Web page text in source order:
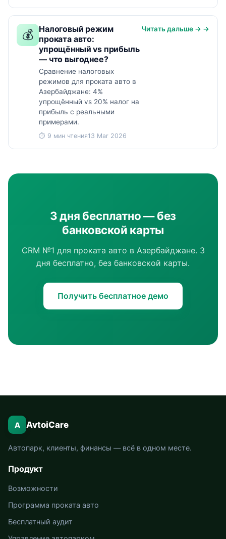
💰 Налоговый режим
проката авто:
упрощённый vs прибыль
— что выгоднее?
Сравнение налоговых
режимов для проката авто в
Азербайджане: 4%
упрощённый vs 20% налог на
прибыль с реальными
примерами.
⏱ 9 мин чтения13 Mar 2026
Читать дальше → →
3 дня бесплатно — без
банковской карты
CRM №1 для проката авто в Азербайджане. 3
дня бесплатно, без банковской карты.
Получить бесплатное демо
A AvtoiCare
Автопарк, клиенты, финансы — всё в одном месте.
Продукт
Возможности
Программа проката авто
Бесплатный аудит